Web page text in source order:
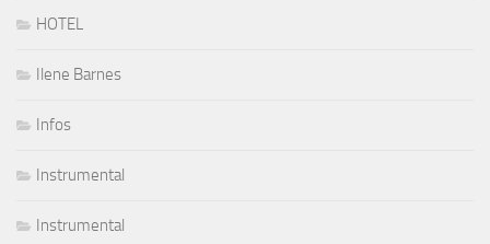
HOTEL
Ilene Barnes
Infos
Instrumental
Instrumental